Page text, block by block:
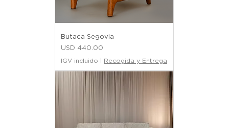
Butaca Segovia
Precio
USD 440.00
IGV incluido Recogida y Entrega